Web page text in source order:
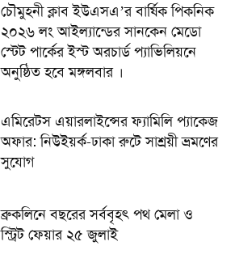
চৌমুহনী ক্লাব ইউএসএ’র বার্ষিক পিকনিক
২০২৬ লং আইল্যান্ডের সানকেন মেডো
স্টেট পার্কের ইস্ট অরচার্ড প্যাভিলিয়নে
অনুষ্ঠিত হবে মঙ্গলবার ।
এমিরেটস এয়ারলাইন্সের ফ্যামিলি প্যাকেজ
অফার: নিউইয়র্ক-ঢাকা রুটে সাশ্রয়ী ভ্রমণের
সুযোগ
ব্রুকলিনে বছরের সর্ববৃহৎ পথ মেলা ও
স্ট্রিট ফেয়ার ২৫ জুলাই